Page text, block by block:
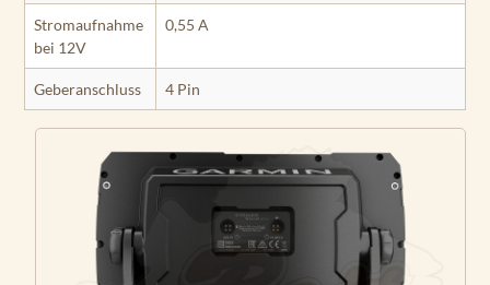
Stromaufnahme
bei 12V
0,55 A
Geberanschluss 4 Pin